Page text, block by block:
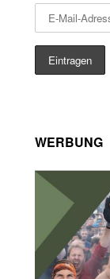
WERBUNG